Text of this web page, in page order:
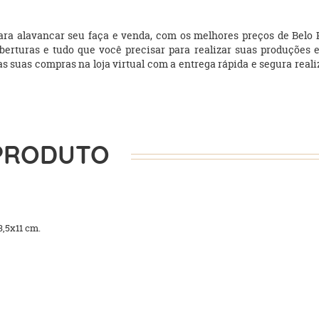
alavancar seu faça e venda, com os melhores preços de
e tudo que você precisar para realizar suas produções
suas compras na loja virtual com a entrega rápida e segura
cm.